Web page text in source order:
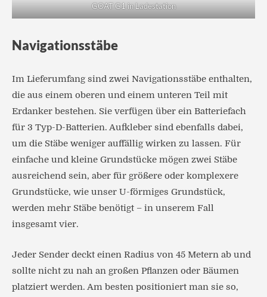
GOAT G1 in Ladestation
Navigationsstäbe
Im Lieferumfang sind zwei Navigationsstäbe enthalten,
die aus einem oberen und einem unteren Teil mit
Erdanker bestehen. Sie verfügen über ein Batteriefach
für 3 Typ-D-Batterien. Aufkleber sind ebenfalls dabei,
um die Stäbe weniger auffällig wirken zu lassen. Für
einfache und kleine Grundstücke mögen zwei Stäbe
ausreichend sein, aber für größere oder komplexere
Grundstücke, wie unser U-förmiges Grundstück,
werden mehr Stäbe benötigt – in unserem Fall
insgesamt vier.
Jeder Sender deckt einen Radius von 45 Metern ab und
sollte nicht zu nah an großen Pflanzen oder Bäumen
platziert werden. Am besten positioniert man sie so,